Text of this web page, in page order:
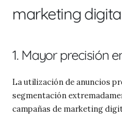
marketing
1. Mayor precisión
La utilización de anuncios
segmentación
campañas de marketing